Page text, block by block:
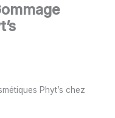
Phyt’s chez